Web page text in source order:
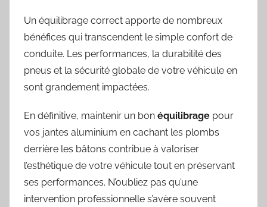
Un équilibrage correct apporte de nombreux
bénéfices qui transcendent le simple confort de
conduite. Les performances, la durabilité des
pneus et la sécurité globale de votre véhicule en
sont grandement impactées.
En définitive, maintenir un bon équilibrage pour
vos jantes aluminium en cachant les plombs
derrière les bâtons contribue à valoriser
l’esthétique de votre véhicule tout en préservant
ses performances. N’oubliez pas qu’une
intervention professionnelle s’avère souvent